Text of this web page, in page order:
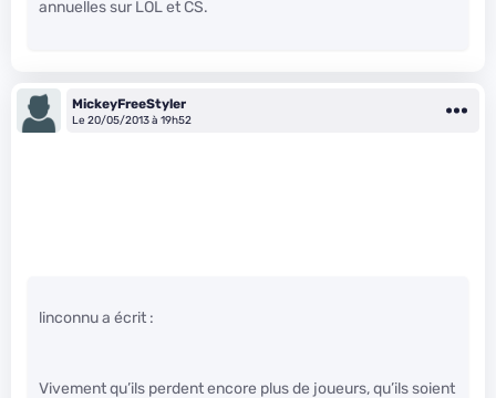
annuelles sur LOL et CS.
MickeyFreeStyler
Le 20/05/2013 à 19h52
linconnu a écrit :
Vivement qu’ils perdent encore plus de joueurs, qu’ils soient